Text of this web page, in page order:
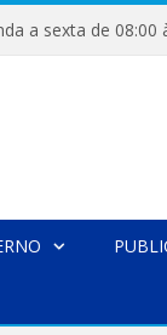
a sexta de